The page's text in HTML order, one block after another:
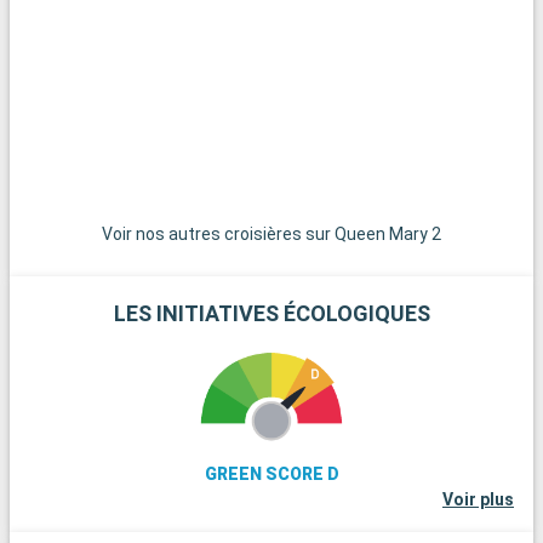
Voir nos autres croisières sur Queen Mary 2
LES INITIATIVES ÉCOLOGIQUES
GREEN SCORE D
Voir plus